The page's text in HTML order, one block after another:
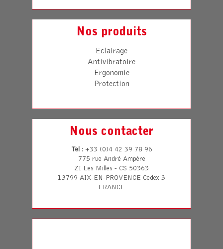
Nos produits
Eclairage
Antivibratoire
Ergonomie
Protection
Nous contacter
Tel: +33 (0)4 42 39 78 96
775 rue André Ampère
ZI Les Milles - CS 50363
13799 AIX-EN-PROVENCE Cedex 3
FRANCE